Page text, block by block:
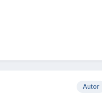
Autor